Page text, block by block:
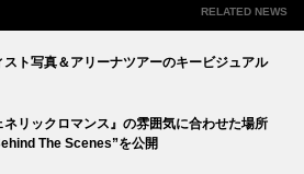
RELATED NEWS
ト写真＆アリーナツアーのキービジュアル
リックロマンス』の雰囲気に合わせた場所
The Scenes”を公開